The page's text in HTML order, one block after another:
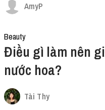
AmyP
Beauty
Điều gì làm nên
nước hoa?
Tài Thy